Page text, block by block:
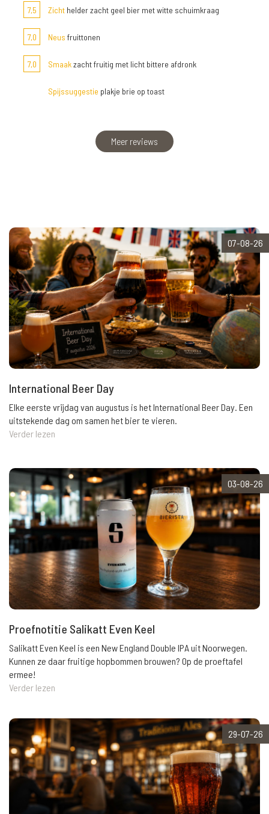
7,5
Zicht helder zacht geel bier met witte schuimkraag
7,0 Neus fruittonen
7,0 Smaakzacht fruitig met licht bittere afdronk
Spijssuggestie plakje brie op toast
Meer reviews
07-08-26
International Beer Day
Elke eerste vrijdag van augustus is het International Beer Day. Een
uitstekende dag om samen het bier te vieren.
Verder lezen
03-08-26
Proefnotitie Salikatt Even Keel
Salikatt Even Keel is een New England Double IPA uit Noorwegen.
Kunnen ze daar fruitige hopbommen brouwen? Op de proeftafel
ermee!
Verder lezen
29-07-26